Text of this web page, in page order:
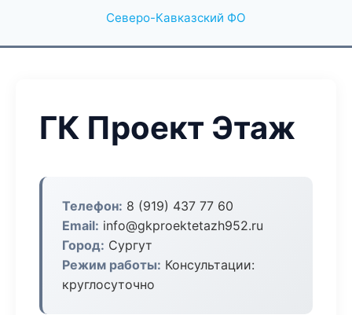
Северо-Кавказский ФО
ГК Проект Этаж
Телефон: 8 (919) 437 77 60
Email: info@gkproektetazh952.ru
Город: Сургут
Режим работы: Консультации:
круглосуточно